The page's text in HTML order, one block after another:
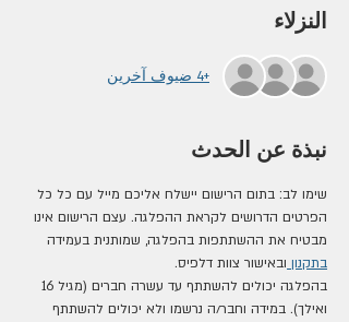
النزلاء
+4 ضيوف آخرين
نبذة عن الحدث
שימו לב: בתום הרישום יישלח אליכם מייל עם כל כל
הפרטים הדרושים לקראת ההפלגה. עצם הרישום אינו
מבטיח את ההשתתפות בהפלגה, שמותנית בעמידה
בתקנון ובאישור צוות דלפיס.
ואילך). במידה וחבר/ה נרשמו ולא יכולים להשתתף